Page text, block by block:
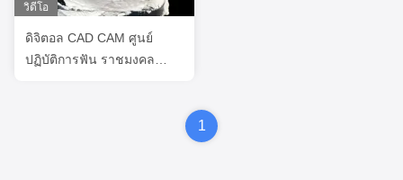
วิดีโอ
ดิจิตอล CAD CAM ศูนย์
ปฏิบัติการฟัน ราชมงคล
1